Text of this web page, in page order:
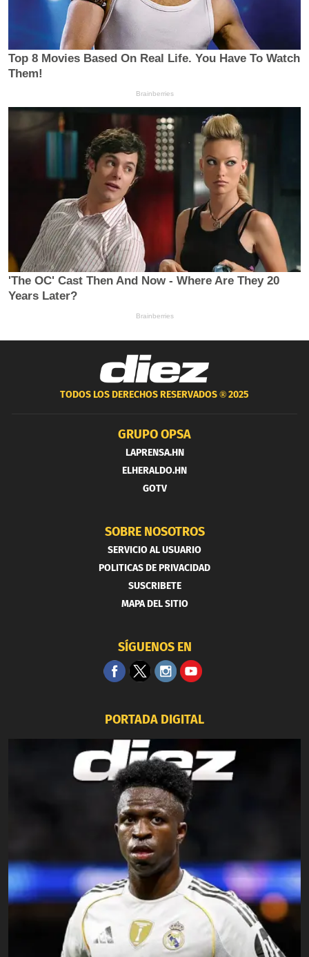
TODOS LOS DERECHOS RESERVADOS ®2025
GRUPO OPSA
LAPRENSA.HN
ELHERALDO.HN
GOTV
SOBRE NOSOTROS
SERVICIO AL USUARIO
POLITICAS DE PRIVACIDAD
SUSCRIBETE
MAPA DEL SITIO
SÍGUENOS EN
PORTADA DIGITAL